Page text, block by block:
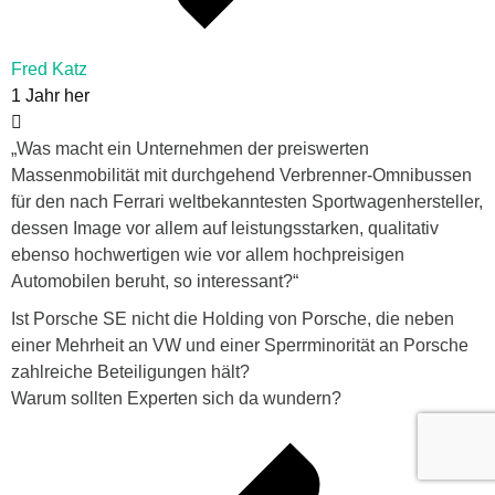
Fred Katz
1 Jahr her
„Was macht ein Unternehmen der preiswerten
Massenmobilität mit durchgehend Verbrenner-Omnibussen
für den nach Ferrari weltbekanntesten Sportwagenhersteller,
dessen Image vor allem auf leistungsstarken, qualitativ
ebenso hochwertigen wie vor allem hochpreisigen
Automobilen beruht, so interessant?“
Ist Porsche SE nicht die Holding von Porsche, die neben
einer Mehrheit an VW und einer Sperrminorität an Porsche
zahlreiche Beteiligungen hält?
Warum sollten Experten sich da wundern?